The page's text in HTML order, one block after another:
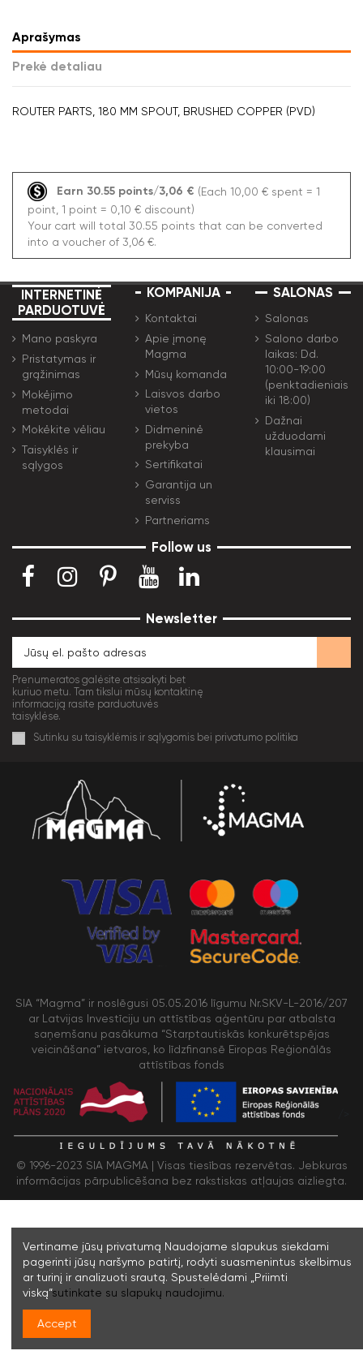
Aprašymas
Prekė detaliau
ROUTER PARTS, 180 MM SPOUT, BRUSHED COPPER (PVD)
Earn 30.55 points/3,06 € (Each 10,00 € spent = 1
point, 1 point = 0,10 € discount)
Your cart will total 30.55 points that can be converted
into a voucher of 3,06 €.
INTERNETINĖ
PARDUOTUVĖ
Mano paskyra
Pristatymas ir
grąžinimas
Mokėjimo
metodai
Mokėkite vėliau
Taisyklės ir
sąlygos
KOMPANIJA
Kontaktai
Apie įmonę
Magma
Mūsų komanda
Laisvos darbo
vietos
Didmeninė
prekyba
Sertifikatai
Garantija un
serviss
Partneriams
SALONAS
Salonas
Salono darbo
laikas: Dd.
10:00-19:00
(penktadieniais
iki 18:00)
Dažnai
užduodami
klausimai
Follow us
Newsletter
Prenumeratos galėsite atsisakyti bet
kuriuo metu. Tam tikslui mūsų kontaktinę
informaciją rasite parduotuvės
taisyklėse.
Sutinku su taisyklėmis ir sąlygomis bei privatumo politika
SIA “Magma” ir noslēgusi 05.05.2016 līgumu Nr.SKV-L-2016/207
ar Latvijas Investīciju un attīstības aģentūru par atbalsta
saņemšanu pasākuma “Starptautiskās konkurētspējas
veicināšana” ietvaros, ko līdzfinansē Eiropas Reģionālās
attīstības fonds
© 1996-2023 SIA MAGMA | Visas tiesības rezervētas. Jebkuras
informācijas pārpublicēšana bez rakstiskas atļaujas aizliegta.
Vertiname jūsų privatumą Naudojame slapukus siekdami
pagerinti jūsų naršymo patirtį, rodyti suasmenintus skelbimus
ar turinį ir analizuoti srautą. Spustelėdami „Priimti
viską“sutinkate su slapukų naudojimu.
Accept